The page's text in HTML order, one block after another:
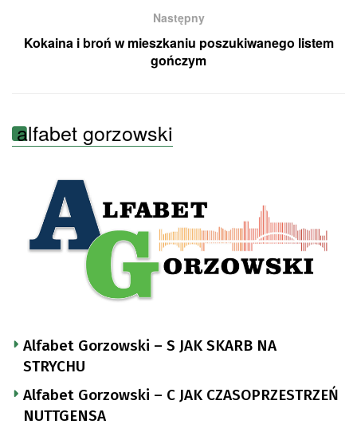
Następny
Kokaina i broń w mieszkaniu poszukiwanego listem
gończym
alfabet gorzowski
Alfabet Gorzowski – S JAK SKARB NA
STRYCHU
Alfabet Gorzowski – C JAK CZASOPRZESTRZEŃ
NUTTGENSA